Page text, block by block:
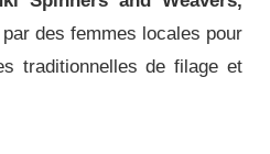
des femmes locales pour
traditionnelles de filage et